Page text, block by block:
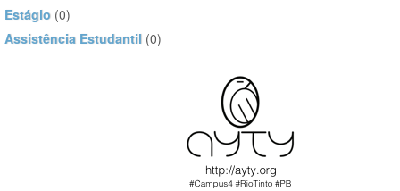
Estágio (0)
Assistência Estudantil (0)